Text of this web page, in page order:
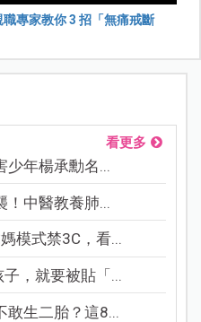
專家教你 3 招「無痛戒斷
看更多
少年楊承勳名...
！中醫教養肺...
模式禁3C，看...
，就要被貼「...
敢生二胎？這8...